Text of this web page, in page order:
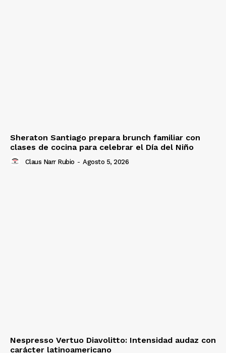
Sheraton Santiago prepara brunch familiar con
clases de cocina para celebrar el Día del Niño
Claus Narr Rubio - Agosto 5, 2026
Nespresso Vertuo Diavolitto: Intensidad audaz con
carácter latinoamericano